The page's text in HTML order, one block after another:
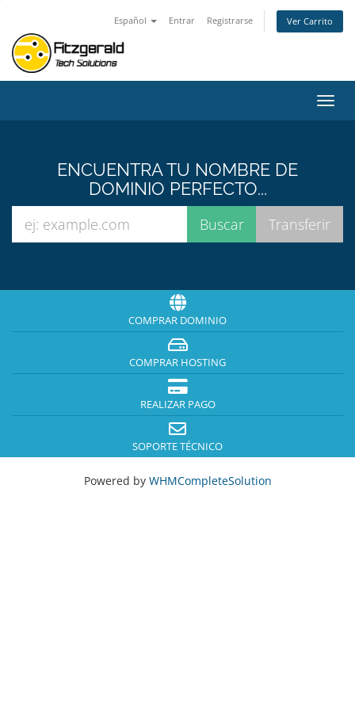
Español Entrar Registrarse Ver Carrito
ENCUENTRA TU NOMBRE DE
DOMINIO PERFECTO...
COMPRAR DOMINIO
COMPRAR HOSTING
REALIZAR PAGO
SOPORTE TÉCNICO
Powered by WHMCompleteSolution